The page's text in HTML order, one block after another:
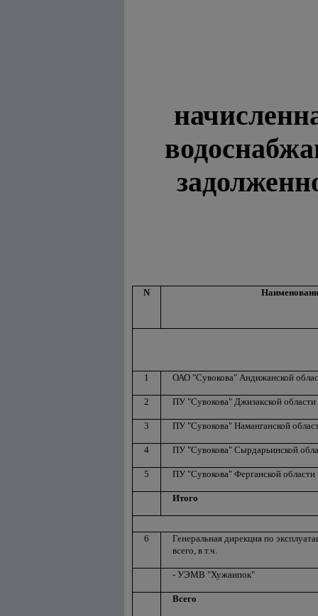
N
1 ОАО "Сувокова" Андижанской
2 ПУ "Сувокова" Джизакской области
3 ПУ "Сувокова" Наманганской
4 ПУ "Сувокова" Сырдарьинской
5 ПУ "Сувокова" Ферганской области
Итого
6
Генеральная дирекция по
всего, в т.ч.
- УЭМВ "Хужаипок"
Всего